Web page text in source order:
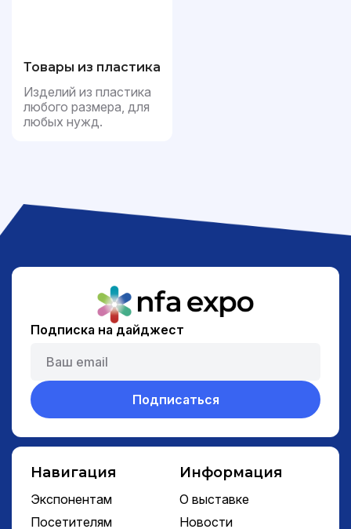
Товары из пластика
Изделий из пластика
любого размера, для
любых нужд.
Подписка на дайджест
Подписаться
Навигация
Экспонентам
Посетителям
Информация
О выставке
Новости